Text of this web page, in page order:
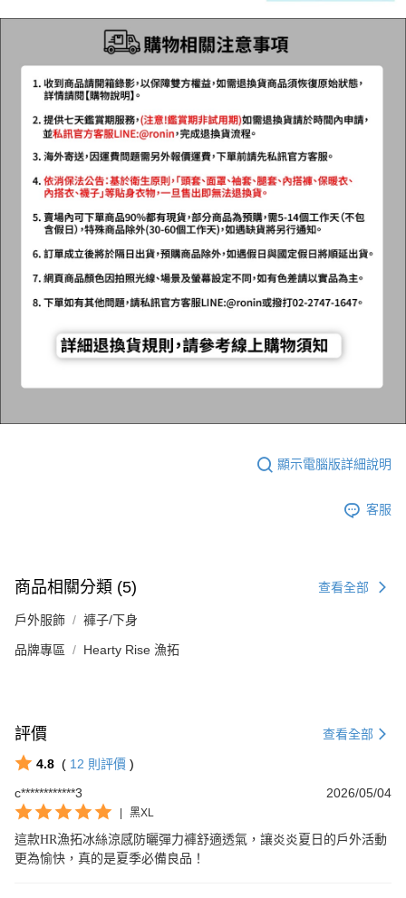
顯示電腦版詳細說明
客服
商品相關分類 (5) 查看全部
戶外服飾 褲子/下身
品牌專區 Hearty Rise 漁拓
評價 查看全部
4.8 ( 12 則評價 )
c************3
2026/05/04
| 黑XL
這款HR漁拓冰絲涼感防曬彈力褲舒適透氣，讓炎炎夏日的戶外活動
更為愉快，真的是夏季必備良品！